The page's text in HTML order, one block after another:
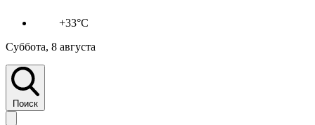
+33°C
Суббота, 8 августа
Поиск